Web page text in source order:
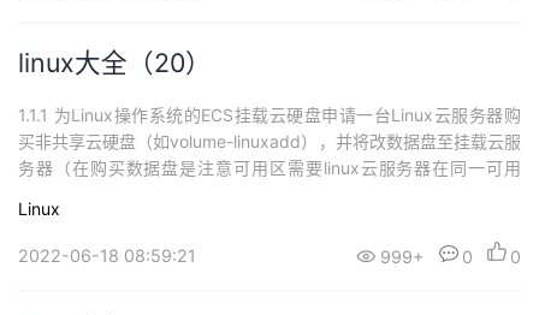
linux大全（20）
1.1.1 为Linux操作系统的ECS挂载云硬盘申请一台Linux云服务器购
买非共享云硬盘（如volume-linuxadd），并将改数据盘至挂载云服
务器（在购买数据盘是注意可用区需要linux云服务器在同一可用
disk -l执行以下命令，进入fdisk分区工具，开始对新增数据盘执行
分区操作。fdisk 新增数据盘，以新挂载...
Linux
2022-06-18 08:59:21 999+ 0 0